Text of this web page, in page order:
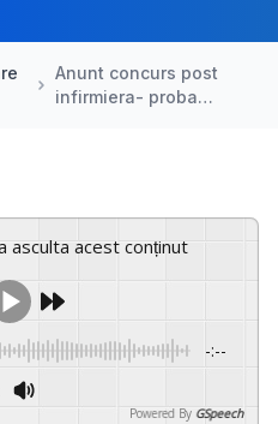
Anunt concurs post
infirmiera- proba…
asculta acest conținut
-:--
Powered By GSpeech